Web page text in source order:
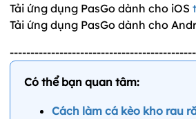
Tải ứng dụng PasGo dành cho iOS
Tải ứng dụng PasGo dành cho
Có thể bạn quan tâm:
Cách làm cá kèo kho rau